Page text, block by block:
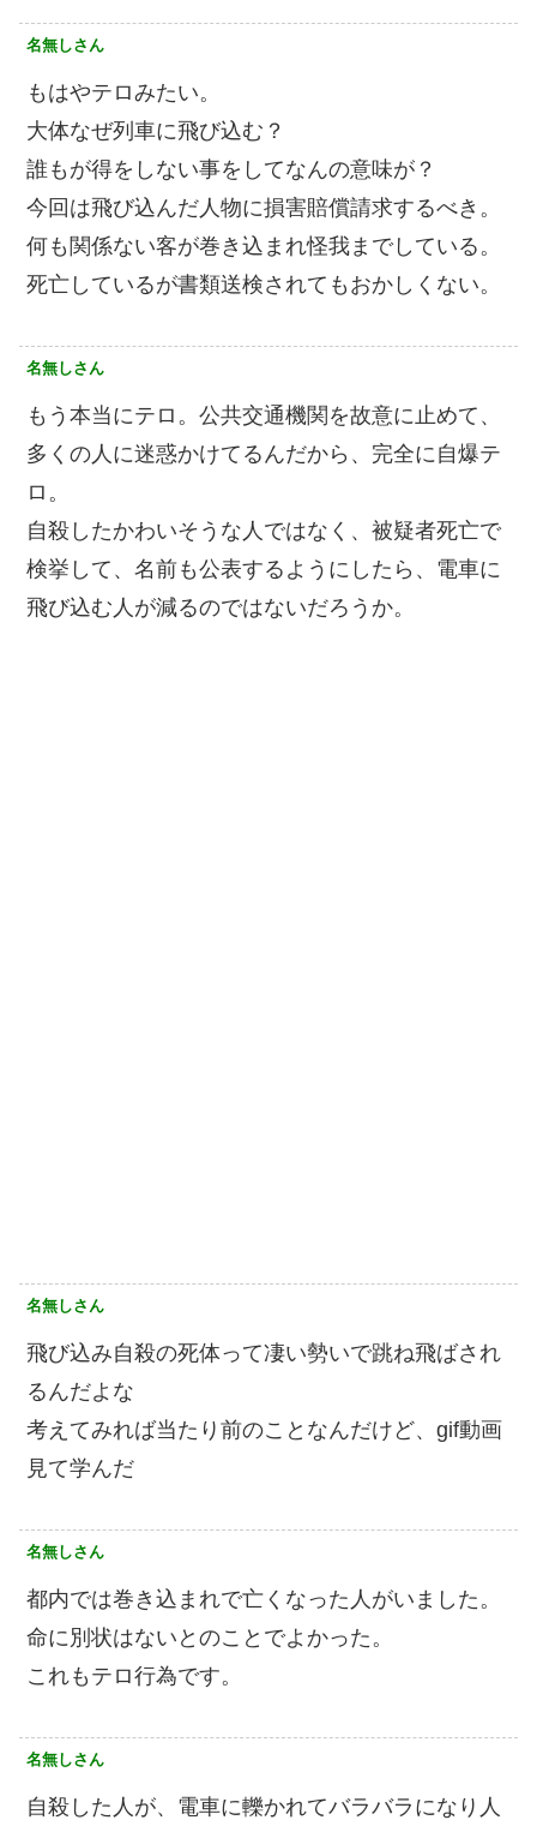
名無しさん
もはやテロみたい。
大体なぜ列車に飛び込む？
誰もが得をしない事をしてなんの意味が？
今回は飛び込んだ人物に損害賠償請求するべき。
何も関係ない客が巻き込まれ怪我までしている。
死亡しているが書類送検されてもおかしくない。
名無しさん
もう本当にテロ。公共交通機関を故意に止めて、
多くの人に迷惑かけてるんだから、完全に自爆テ
ロ。
自殺したかわいそうな人ではなく、被疑者死亡で
検挙して、名前も公表するようにしたら、電車に
飛び込む人が減るのではないだろうか。
名無しさん
飛び込み自殺の死体って凄い勢いで跳ね飛ばされ
るんだよな
考えてみれば当たり前のことなんだけど、gif動画
見て学んだ
名無しさん
都内では巻き込まれで亡くなった人がいました。
命に別状はないとのことでよかった。
これもテロ行為です。
名無しさん
自殺した人が、電車に轢かれてバラバラになり人